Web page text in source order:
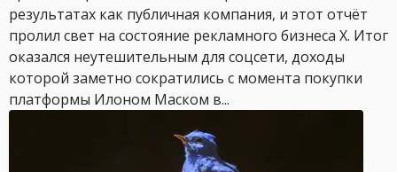
результатах как публичная компания, и этот отчёт
пролил свет на состояние рекламного бизнеса X. Итог
оказался неутешительным для соцсети, доходы
которой заметно сократились с момента покупки
платформы Илоном Маском в...